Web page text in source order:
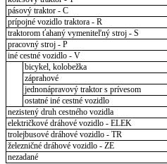
pásový traktor - C
prípojné vozidlo traktora - R
traktorom ťahaný vymeniteľný stroj - S
pracovný stroj - P
iné cestné vozidlo - V
bicykel, kolobežka
záprahové
jednonápravový traktor s prívesom
ostatné iné cestné vozidlo
nezistený druh cestného vozidla
električkové dráhové vozidlo - ELEK
trolejbusové dráhové vozidlo - TR
železničné dráhové vozidlo - ZE
nezadané